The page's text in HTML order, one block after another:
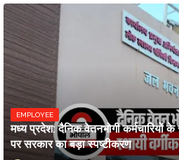
EMPLOYEE
मध्य प्रदेश: दैनिक वेतनभोगी कर्मचारियों
पर सरकार का बड़ा स्पष्टीकरण